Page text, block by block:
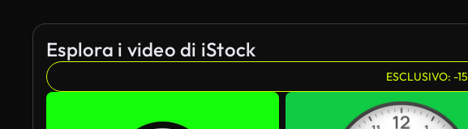
Esplora i video di iStock
ESCLUSIVO: -